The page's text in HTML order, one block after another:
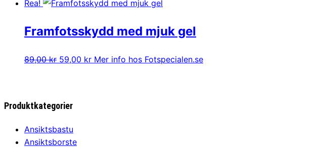
ursprungliga
var:
nuvarande
är:
Rea!
Framfotsskydd med mjuk gel
89,00kr Det
var:
59,00 krDet
Mer info hos Fotspecialen.se
Produktkategorier
Ansiktsbastu
Ansiktsborste